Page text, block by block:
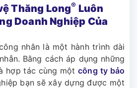
Thăng Long® Luôn
Doanh Nghiệp Của
nhân là một hành trình dài
Bằng cách áp dụng những
hợp tác cùng mộtcông ty bảo
bạn sẽ xây dựng được một